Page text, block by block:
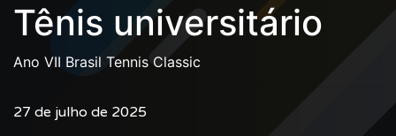
Tênis universitário
Ano VII Brasil Tennis Classic
27 de julho de 2025